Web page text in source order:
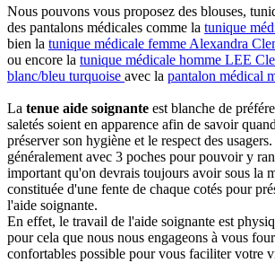
Nous pouvons vous proposez des blouses,
des pantalons médicales comme la tunique
bien la tunique médicale femme Alexandra
ou encore la tunique médicale homme LEE
blanc/bleu turquoise avec la pantalon médical
La tenue aide soignante est blanche de
saletés soient en apparence afin de savoir
préserver son hygiène et le respect des
généralement avec 3 poches pour pouvoir y
important qu'on devrais toujours avoir sous la
constituée d'une fente de chaque cotés pour
l'aide soignante.
En effet, le travail de l'aide soignante est
pour cela que nous nous engageons à vous
confortables possible pour vous faciliter votre